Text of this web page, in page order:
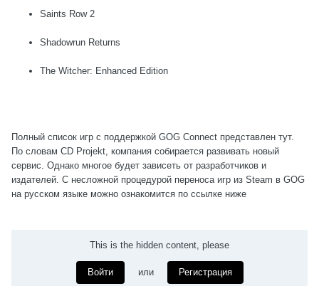
Saints Row 2
Shadowrun Returns
The Witcher: Enhanced Edition
Полный список игр с поддержкой GOG Connect представлен тут.
По словам CD Projekt, компания собирается развивать новый
сервис. Однако многое будет зависеть от разработчиков и
издателей. С несложной процедурой переноса игр из Steam в GOG
на русском языке можно ознакомится по ссылке ниже
This is the hidden content, please
Войти или Регистрация